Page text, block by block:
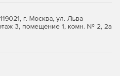
Protection:
копирование на уровне
г. Москва, ул. Льва
3, помещение 1, комн. № 2, 2а